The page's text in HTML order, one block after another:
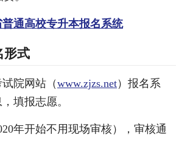
普通高校专升本报名系统
形式
院网站（www.zjzs.net）报名系
填报志愿。
年开始不用现场审核），审核通